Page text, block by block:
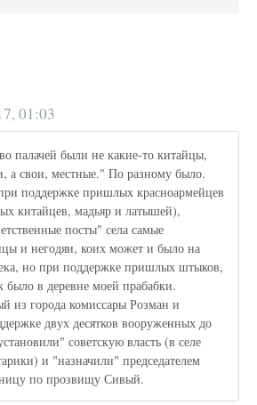
01:03
палачей были не какие-то китайцы,
а свои, местные." По разному было.
поддержке пришлых красноармейцев
китайцев, мадьяр и латышей),
посты" села самые
и негодяи, коих может и было на
но при поддержке пришлых штыков,
в деревне моей прабабки.
из города комиссары Розман и
двух десятков вооруженных до
советскую власть (в селе
и "назначили" председателем
по прозвищу Сивый.